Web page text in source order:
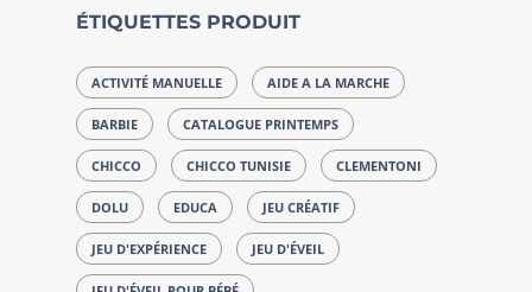
ÉTIQUETTES PRODUIT
ACTIVITÉ MANUELLE AIDE A LA MARCHE
BARBIE CATALOGUE PRINTEMPS
CHICCO CHICCO TUNISIE CLEMENTONI
DOLU EDUCA JEU CRÉATIF
JEU D'EXPÉRIENCE JEU D'ÉVEIL